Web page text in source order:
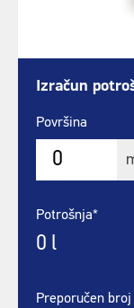
Izračun
Površina
Potrošnja*
0 l
Preporučen